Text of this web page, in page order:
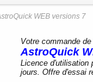
WEB versions 7
Votre commande
AstroQuick
Licence d'utilisation
jours. Offre d'essai